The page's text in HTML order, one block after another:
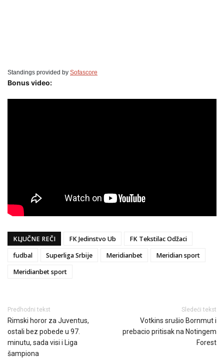
Standings provided by Sofascore
Bonus video:
KLJUČNE REČI FK Jedinstvo Ub
FK Tekstilac Odžaci
fudbal
Superliga Srbije Meridianbet
Meridian sport
Meridianbet sport
Predhodni tekst
Rimski horor za Juventus,
ostali bez pobede u 97.
minutu, sada visi i Liga
šampiona
Sledeći tekst
Votkins srušio Bornmut i
prebacio pritisak na Notingem
Forest